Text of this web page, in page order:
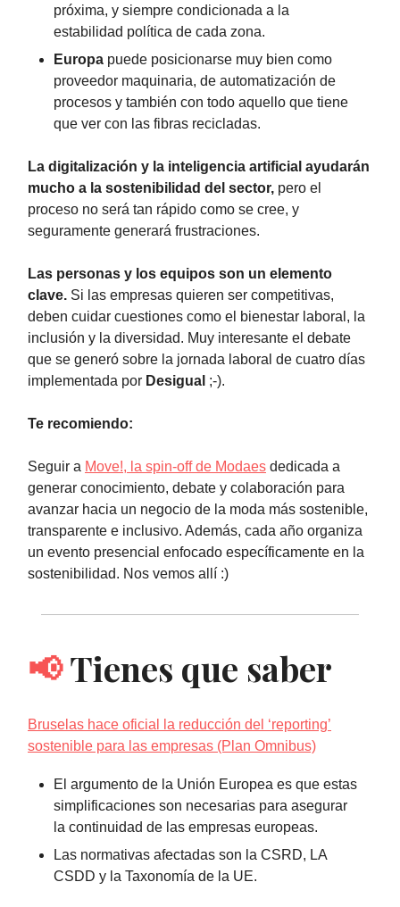
próxima, y siempre condicionada a la
estabilidad política de cada zona.
Europa puede posicionarse muy bien como
proveedor maquinaria, de automatización de
procesos y también con todo aquello que tiene
que ver con las fibras recicladas.
La digitalización y la inteligencia artificial ayudarán
mucho a la sostenibilidad del sector, pero el
proceso no será tan rápido como se cree, y
seguramente generará frustraciones.
Las personas y los equipos son un elemento
clave. Si las empresas quieren ser competitivas,
deben cuidar cuestiones como el bienestar laboral, la
inclusión y la diversidad. Muy interesante el debate
que se generó sobre la jornada laboral de cuatro días
implementada por Desigual ;-).
Te recomiendo:
Seguir a Move!, la spin-off de Modaes dedicada a
generar conocimiento, debate y colaboración para
avanzar hacia un negocio de la moda más sostenible,
transparente e inclusivo. Además, cada año organiza
un evento presencial enfocado específicamente en la
sostenibilidad. Nos vemos allí :)
📢Tienes que saber
Bruselas hace oficial la reducción del ‘reporting’
sostenible para las empresas (Plan Omnibus)
El argumento de la Unión Europea es que estas
simplificaciones son necesarias para asegurar
la continuidad de las empresas europeas.
Las normativas afectadas son la CSRD, LA
CSDD y la Taxonomía de la UE.